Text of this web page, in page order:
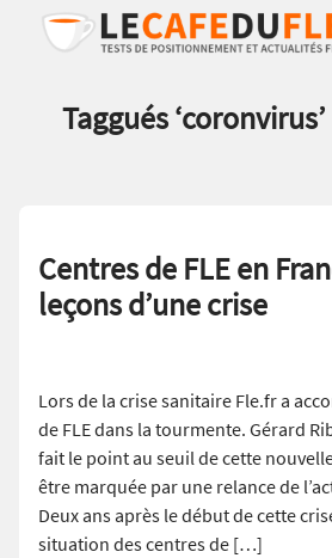
Taggués ‘coronvirus’
Centres de FLE en
leçons d’une crise
Lors de la crise sanitaire Fle.fr a
de FLE dans la tourmente. Gérard
fait le point au seuil de cette
être marquée par une relance de
Deux ans après le début de cette
situation des centres de […]